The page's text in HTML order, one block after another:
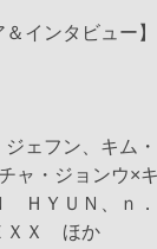
インタビュー】
ェフン、キム・
・ジョンウ×キ
ＹＵＮ、ｎ．
ＸＸ ほか